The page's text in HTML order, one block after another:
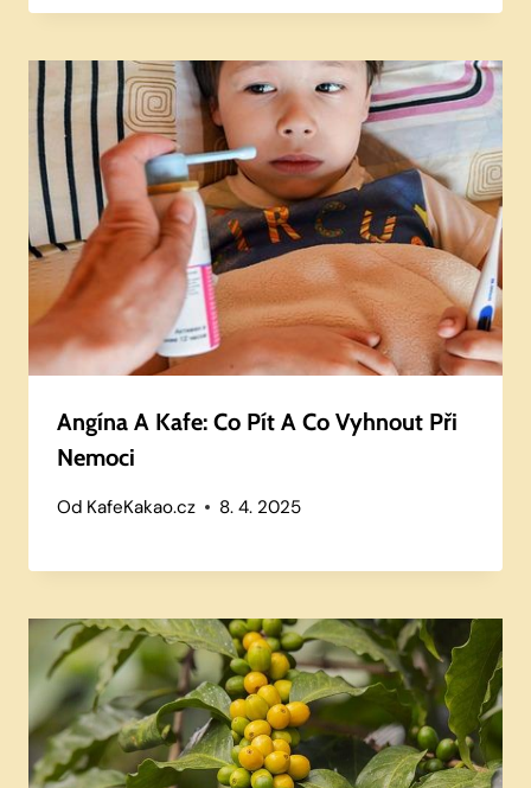
Angína A Kafe: Co Pít A Co Vyhnout Při
Nemoci
Od KafeKakao.cz 8. 4. 2025